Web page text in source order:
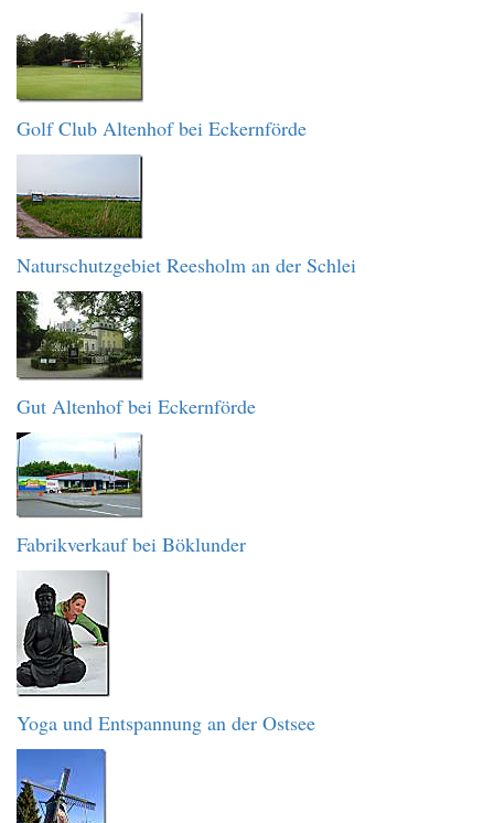
Golf Club Altenhof bei Eckernförde
Naturschutzgebiet Reesholm an der Schlei
Gut Altenhof bei Eckernförde
Fabrikverkauf bei Böklunder
Yoga und Entspannung an der Ostsee